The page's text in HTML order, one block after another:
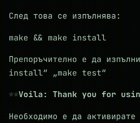
След това се изпълнява:
make && make install
Препоръчително е да
install“ „make test“
Voila: Thank you for
Необходимо е да